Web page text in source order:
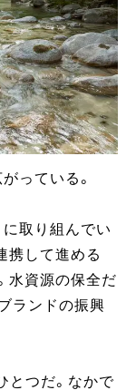
っている。
取り組んでい
携して進める
。水資源の保全だ
ランドの振興
とつだ。なかで